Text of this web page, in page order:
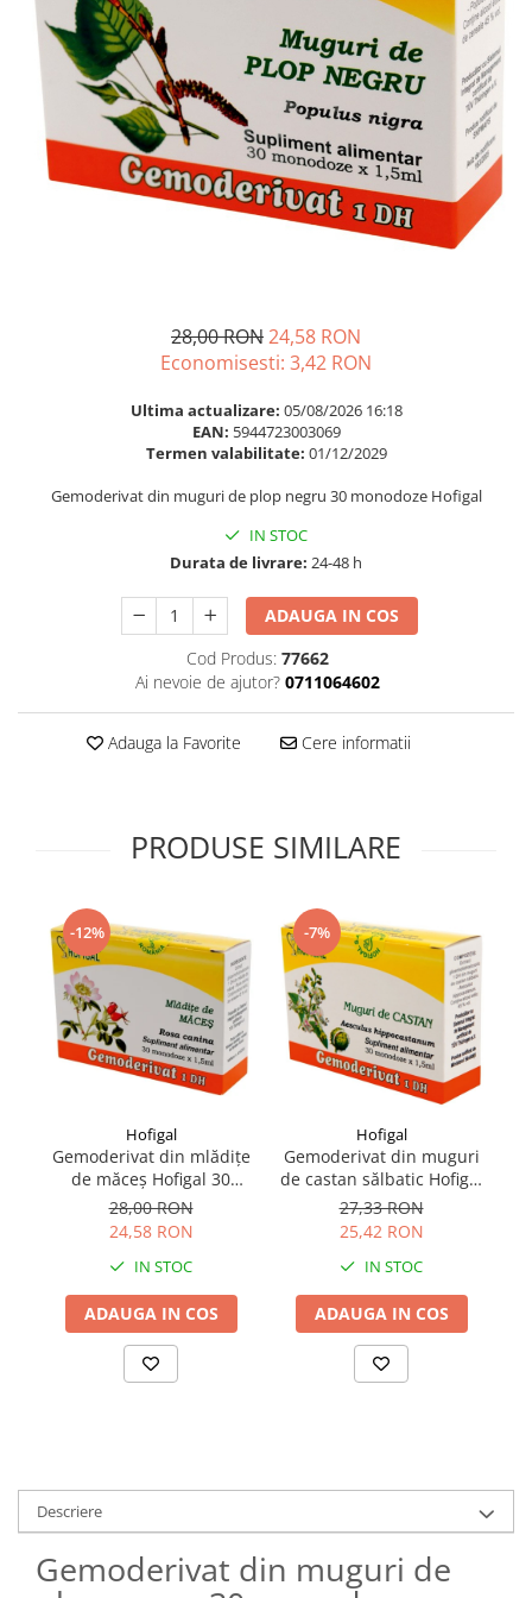
Omega 3
Par si unghii
Probiotice si prebiotice
Prostata
Sanatate urinara
Supliment Complexe
Supliment Fier
Supliment Magneziu
Supliment Vitamina D3
Tincturi si Gemoderivate
Vitamine si minerale
Ingrijire par
Balsam masca si tratament
Produse cu SPF Pentru Fata
Repelenti insecte
28,00 RON24,58 RON
Economisesti: 3,42 RON
Ultima actualizare: 05/08/2026 16:18
EAN: 5944723003069
Termen valabilitate: 01/12/2029
Gemoderivat din muguri de plop negru 30 monodoze Hofigal
IN STOC
Durata de livrare: 24-48 h
ADAUGA IN COS
Cod Produs: 77662
Ai nevoie de ajutor? 0711064602
Adauga la Favorite Cere informatii
PRODUSE SIMILARE
-12%
Hofigal
Gemoderivat din mlădițe
de măceș Hofigal 30
monodoze
28,00 RON
24,58 RON
IN STOC
ADAUGA IN COS
-7%
Hofigal
Gemoderivat din muguri
de castan sălbatic Hofigal
30 monodoze
27,33 RON
25,42 RON
IN STOC
ADAUGA IN COS
Descriere
Gemoderivat din muguri de